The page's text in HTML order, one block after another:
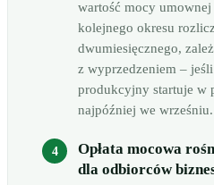
wartość mocy
kolejnego okresu
dwumiesięcznego,
z wyprzedzeniem –
produkcyjny startuje w
najpóźniej we wrześniu.
Opłata mocowa
dla odbiorców